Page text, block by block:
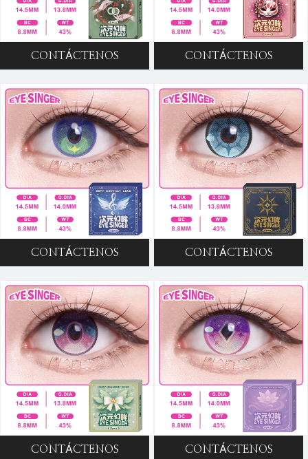
CONTÁCTENOS CONTÁCTENOS
CONTÁCTENOS CONTÁCTENOS
CONTÁCTENOS CONTÁCTENOS